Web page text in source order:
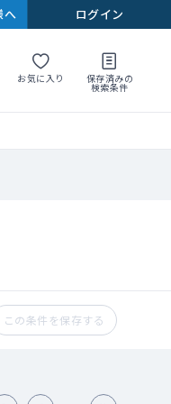
へ ログイン
お気に入り 保存済みの
検索条件
この条件を保存する